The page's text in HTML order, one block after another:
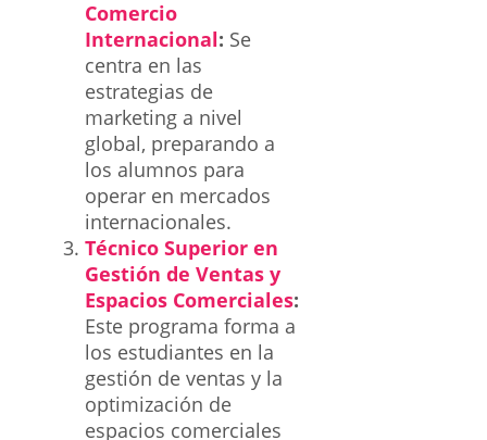
Comercio
Internacional: Se
centra en las
estrategias de
marketing a nivel
global, preparando a
los alumnos para
operar en mercados
internacionales.
Técnico Superior en
Gestión de Ventas y
Espacios Comerciales:
Este programa forma a
los estudiantes en la
gestión de ventas y la
optimización de
espacios comerciales